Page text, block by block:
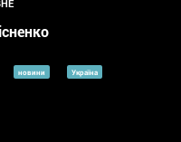
новини Україна